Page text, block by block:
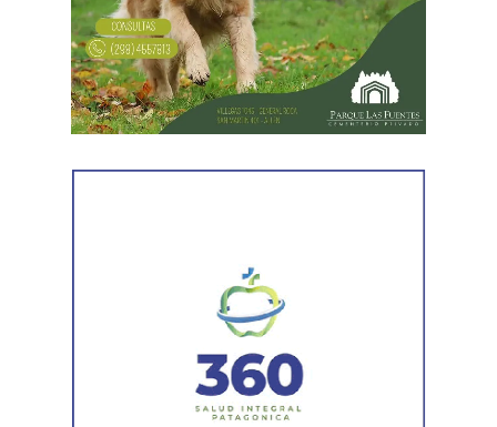
una vivienda ubicada en el barrio Villa Obrera,
señalada por la víctima. Allí se identificó al segundo
sospechosoy se llevaron adelante distintas diligencias
en el marco de la investigación.
Durante el procedimiento, el personal encontró el teléfono